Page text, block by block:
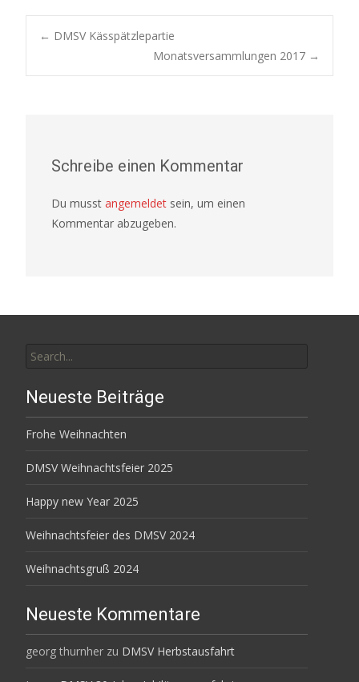
Post
← DMSV Kässpätzlepartie
Monatsversammlungen 2017 →
Schreibe einen Kommentar
Du musst angemeldet sein, um einen
Kommentar abzugeben.
for:
Neueste Beiträge
Frohe Weihnachten
DMSV Weihnachtsfeier 2025
Happy new Year 2025
Weihnachtsfeier des DMSV 2024
Weihnachtsgruß 2024
Neueste Kommentare
georg thurnher zu DMSV Herbstausfahrt